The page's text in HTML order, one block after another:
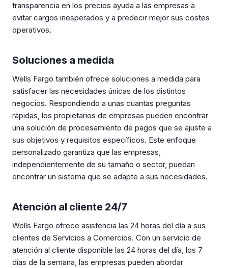
transparencia en los precios ayuda a las empresas a
evitar cargos inesperados y a predecir mejor sus costes
operativos.
Soluciones a medida
Wells Fargo también ofrece soluciones a medida para
satisfacer las necesidades únicas de los distintos
negocios. Respondiendo a unas cuantas preguntas
rápidas, los propietarios de empresas pueden encontrar
una solución de procesamiento de pagos que se ajuste a
sus objetivos y requisitos específicos. Este enfoque
personalizado garantiza que las empresas,
independientemente de su tamaño o sector, puedan
encontrar un sistema que se adapte a sus necesidades.
Atención al cliente 24/7
Wells Fargo ofrece asistencia las 24 horas del día a sus
clientes de Servicios a Comercios. Con un servicio de
atención al cliente disponible las 24 horas del día, los 7
días de la semana, las empresas pueden abordar